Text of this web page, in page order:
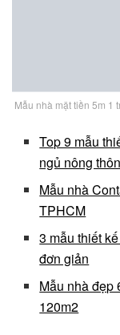
Mẫu nhà mặt tiền 5m 1
Top 9 mẫu
ngủ nông thôn
Mẫu nhà
TPHCM
3 mẫu thiết
đơn giản
Mẫu nhà đẹp
120m2